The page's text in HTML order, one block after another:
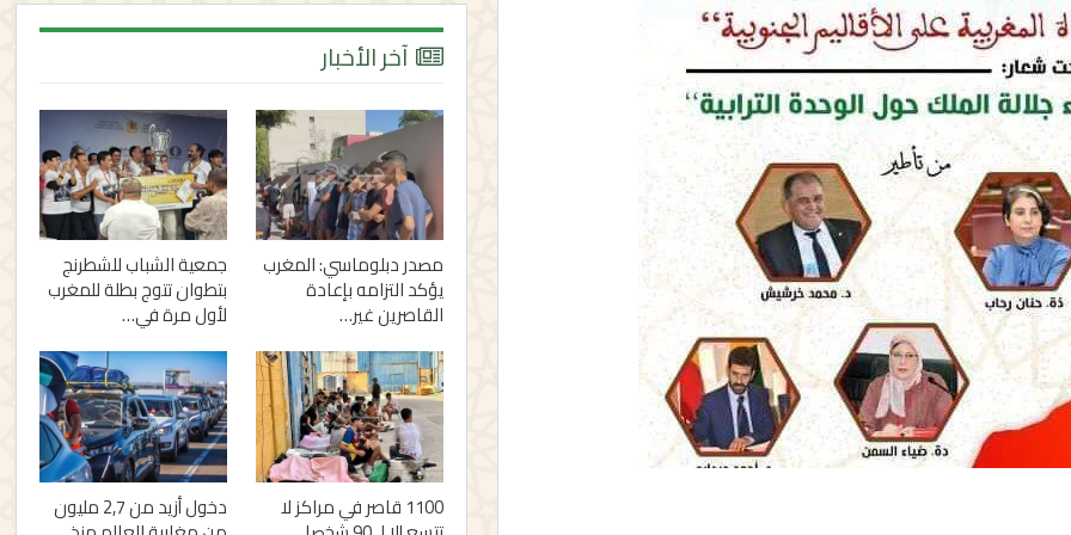
آخر الأخبار
مصدر دبلوماسي: المغرب
يؤكد التزامه بإعادة
القاصرين غير…
جمعية الشباب للشطرنج
بتطوان تتوج بطلة للمغرب
لأول مرة في…
1100 قاصر في مراكز لا دخول أزيد من 2,7 مليون